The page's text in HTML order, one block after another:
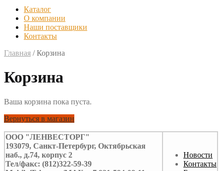
Каталог
О компании
Наши поставщики
Контакты
Главная /Корзина
Корзина
Ваша корзина пока пуста.
Вернуться в магазин
ООО "ЛЕНВЕСТОРГ"
193079, Санкт-Петербург, Октябрьская
наб., д.74, корпус 2
Тел/факс: (812)322-59-39
Новости
Контакты